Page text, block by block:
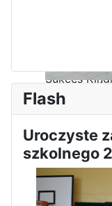
Sukces
Olimpiadzie
Maja w Iłży
Flash
Uroczyste
szkolnego